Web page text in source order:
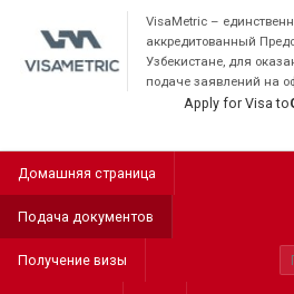
VisaMetric –
аккредитованный
Узбекистане, для
подаче заявлений на
Apply for Visa to
Домашняя страница
Подача документов
Получение визы